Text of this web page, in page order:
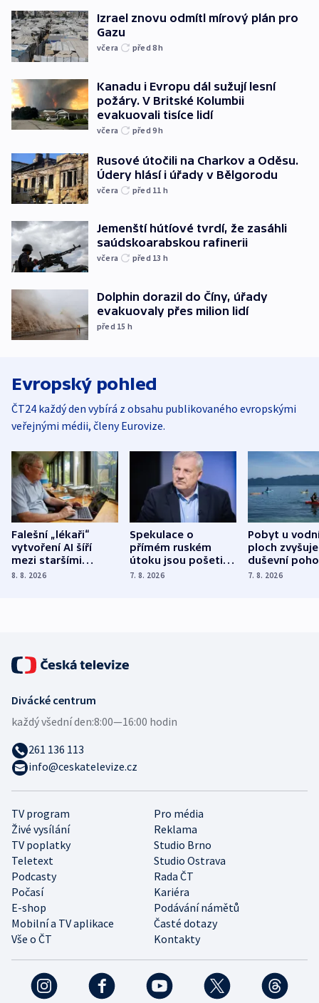
Izrael znovu odmítl mírový plán pro
Gazu
včera před 8h
Kanadu i Evropu dál sužují lesní
požáry. V Britské Kolumbii
evakuovali tisíce lidí
včera před 9h
Rusové útočili na Charkov a Oděsu.
Údery hlásí i úřady v Bělgorodu
včera před 11 h
Jemenští hútíové tvrdí, že zasáhli
saúdskoarabskou rafinerii
včera před 13 h
Dolphin dorazil do Číny, úřady
evakuovaly přes milion lidí
před 15 h
Evropský pohled
ČT24 každý den vybírá z obsahu publikovaného evropskými
veřejnými médii, členy Eurovize.
Falešní „lékaři“
vytvoření AI šíří
mezi staršími
Poláky nebezpečné
8. 8. 2026
Spekulace o
přímém ruském
útoku jsou pošetilé,
míní estonský
7. 8. 2026
Pobyt u
ploch zvyšuje
duševní
ukázala
7. 8. 2026
TV program
Pro média
Živé vysílání
Reklama
TV poplatky
Studio Brno
Teletext
Studio Ostrava
Podcasty
Rada ČT
Počasí
Kariéra
E-shop
Podávání námětů
Mobilní a TV aplikace
Časté dotazy
Vše o ČT
Kontakty
Divácké centrum
každý všední den:8:00—16:00 hodin
261 136 113
info@ceskatelevize.cz